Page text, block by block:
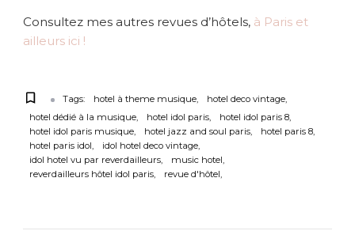
Consultez mes autres revues d’hôtels, à Paris et
ailleurs ici !
Tags: hotel à theme musique
hotel deco vintage
hotel dédié à la musique
hotel idol paris
hotel idol paris 8
hotel idol paris musique
hotel jazz and soul paris
hotel paris 8
hotel paris idol
idol hotel deco vintage
idol hotel vu par reverdailleurs
music hotel
reverdailleurs hôtel idol paris
revue d'hôtel